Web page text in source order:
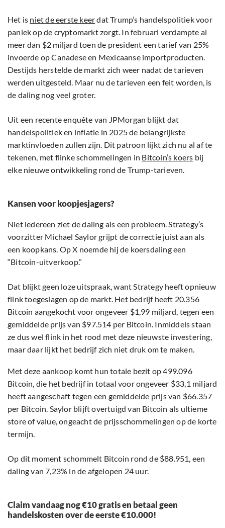
Het is niet de eerste keerdat Trump’s handelspolitiek voor
paniek op de cryptomarkt zorgt. In februari verdampte al
meer dan $2 miljard toen de president een tarief van 25%
invoerde op Canadese en Mexicaanse importproducten.
Destijds herstelde de markt zich weer nadat de tarieven
werden uitgesteld. Maar nu de tarieven een feit worden, is
de daling nog veel groter.
Uit een recente enquête van JPMorgan blijkt dat
handelspolitiek en inflatie in 2025 de belangrijkste
marktinvloeden zullen zijn. Dit patroon lijkt zich nu al af te
tekenen, met flinke schommelingen in Bitcoin’s koers bij
elke nieuwe ontwikkeling rond de Trump-tarieven.
Kansen voor koopjesjagers?
Niet iedereen ziet de daling als een probleem. Strategy’s
voorzitter Michael Saylor grijpt de correctie juist aan als
een koopkans. Op X noemde hij de koersdaling een
“Bitcoin-uitverkoop.”
Dat blijkt geen loze uitspraak, want Strategy heeft opnieuw
flink toegeslagen op de markt. Het bedrijf heeft 20.356
Bitcoin aangekocht voor ongeveer $1,99 miljard, tegen een
gemiddelde prijs van $97.514 per Bitcoin. Inmiddels staan
ze dus wel flink in het rood met deze nieuwste investering,
maar daar lijkt het bedrijf zich niet druk om te maken.
Met deze aankoop komt hun totale bezit op 499.096
Bitcoin, die het bedrijf in totaal voor ongeveer $33,1 miljard
heeft aangeschaft tegen een gemiddelde prijs van $66.357
per Bitcoin. Saylor blijft overtuigd van Bitcoin als ultieme
store of value, ongeacht de prijsschommelingen op de korte
termijn.
Op dit moment schommelt Bitcoin rond de $88.951, een
daling van 7,23% in de afgelopen 24 uur.
Claim vandaag nog €10 gratis en betaal geen
handelskosten over de eerste €10.000!